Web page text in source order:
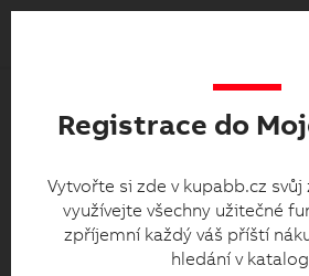
Moje
Vytvořte si zde v kupabb.cz
účet a využívejte všechny
které vám zpříjemní každý
Registrace do
Vytvořte si zde v kupabb.cz svůj
využívejte všechny užitečné
zpříjemní každý váš příští
hledání v